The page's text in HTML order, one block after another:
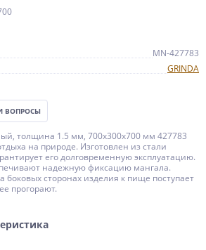
MN-427783
GRINDA
ВОПРОСЫ
толщина 1.5 мм, 700x300x700 мм 427783
на природе. Изготовлен из стали
его долговременную эксплуатацию.
надежную фиксацию мангала.
боковых сторонах изделия к пище поступает
прогорают.